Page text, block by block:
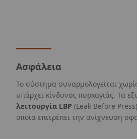
Ασφάλεια
Το σύστημα συναρμολογείται
υπάρχει κίνδυνος πυρκαγιάς. Τα
λειτουργία LBP (Leak Before
οποία επιτρέπει την ανίχνευση